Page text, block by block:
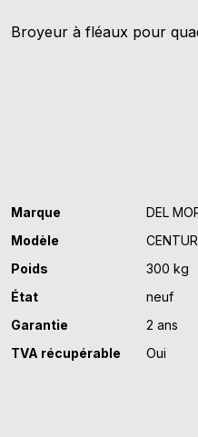
MORINO
Broyeur à fléaux pour
Marque
DEL
Modèle
Poids
300 kg
État
neuf
Garantie
2 ans
TVA récupérable
Oui